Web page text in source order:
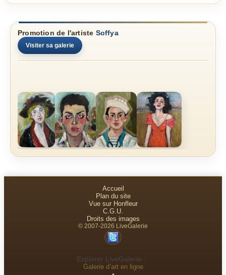
Promotion de l'artiste Soffya
Visiter sa galerie
Accueil
Plan du site
Vue sur Honfleur
C.G.U.
Droits des images
© 2007-2026 LiveGalerie
Explorer LiveGalerie :
Galerie d’art en ligne